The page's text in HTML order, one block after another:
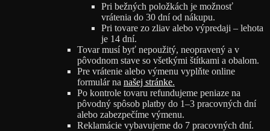
Pri bežných položkách je možnosť
vrátenia do 30 dní od nákupu.
Pri tovare zo zliav alebo výpredaji – lehota
je 14 dní.
Tovar musí byť nepoužitý, neopravený a v
pôvodnom stave so všetkými štítkami a obalom.
Pre vrátenie alebo výmenu vyplňte online
formulár na našej stránke.
Po kontrole tovaru refundujeme peniaze na
pôvodný spôsob platby do 1–3 pracovných dní
alebo zabezpečíme výmenu.
Reklamácie vybavujeme do 7 pracovných dní.